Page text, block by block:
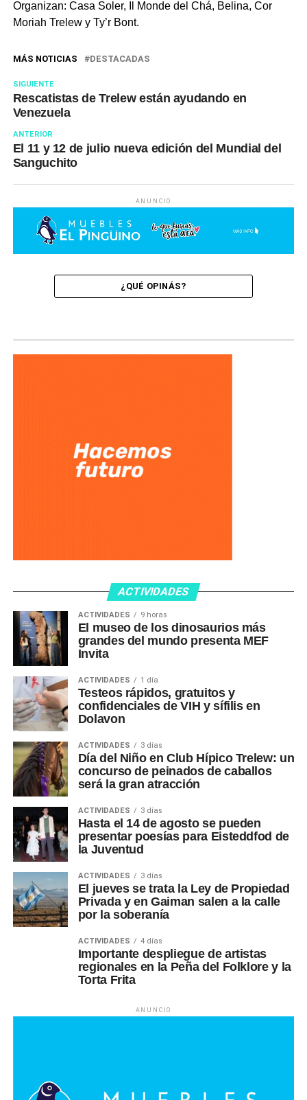
Organizan: Casa Soler, Il Monde del Chá, Belina, Cor
Moriah Trelew y Ty’r Bont.
MÁS NOTICIAS DESTACADAS
SIGUIENTE
Rescatistas de Trelew están ayudando en
Venezuela
ANTERIOR
El 11 y 12 de julio nueva edición del Mundial del
Sanguchito
ANUNCIO
¿QUÉ OPINÁS?
ACTIVIDADES
ACTIVIDADES 9 horas
El museo de los dinosaurios más
grandes del mundo presenta MEF
Invita
ACTIVIDADES 1 día
Testeos rápidos, gratuitos y
confidenciales de VIH y sífilis en
Dolavon
ACTIVIDADES 3 días
Día del Niño en Club Hípico Trelew: un
concurso de peinados de caballos
será la gran atracción
ACTIVIDADES 3 días
Hasta el 14 de agosto se pueden
presentar poesías para Eisteddfod de
la Juventud
ACTIVIDADES 3 días
El jueves se trata la Ley de Propiedad
Privada y en Gaiman salen a la calle
por la soberanía
ACTIVIDADES 4 días
Importante despliegue de artistas
regionales en la Peña del Folklore y la
Torta Frita
ANUNCIO